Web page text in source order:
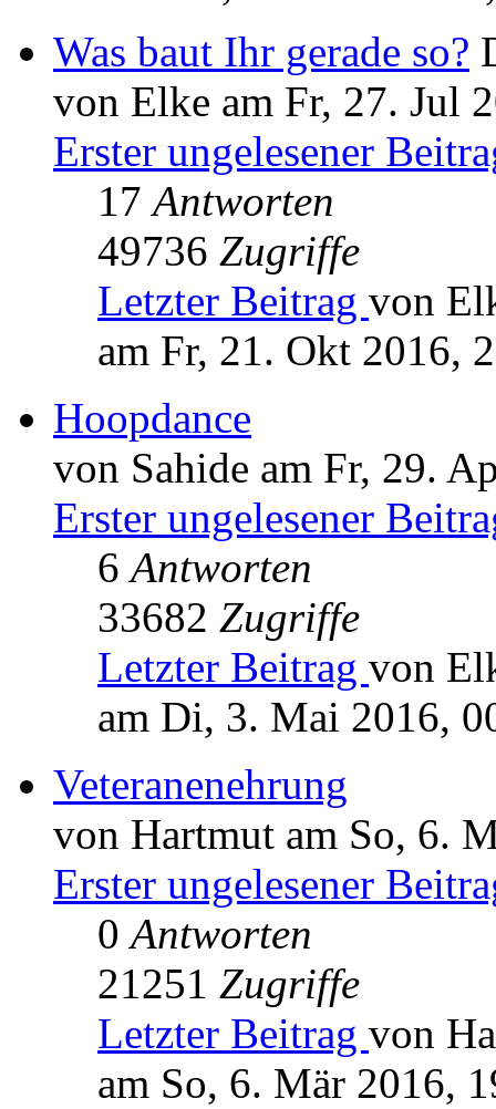
Was baut Ihr gerade so?
von Elke am Fr, 27. Jul
Erster ungelesener
17Antworten
49736 Zugriffe
Letzter Beitrag von
am Fr, 21. Okt 2016,
Hoopdance
von Sahide am Fr, 29.
Erster ungelesener
6Antworten
33682 Zugriffe
Letzter Beitrag von
am Di, 3. Mai 2016,
Veteranenehrung
von Hartmut am So, 6.
Erster ungelesener
0Antworten
21251 Zugriffe
Letzter Beitrag von
am So, 6. Mär 2016,